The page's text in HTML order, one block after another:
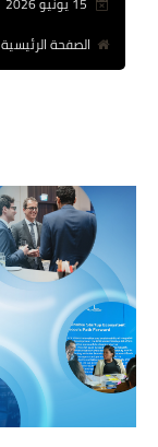
الصفحة الرئيسية